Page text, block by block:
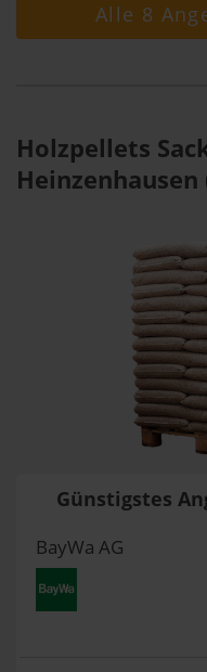
Alle 8
Holzpellets
Heinzenhausen
Günstigstes
BayWa AG